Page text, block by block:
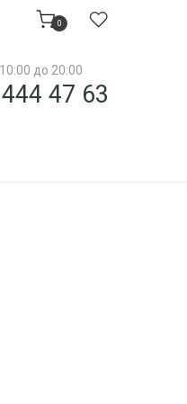
0
до 20:00
47 63